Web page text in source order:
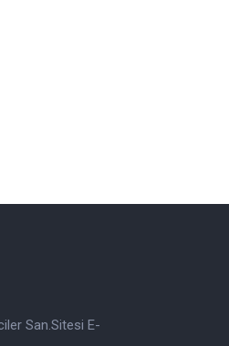
San.Sitesi E-